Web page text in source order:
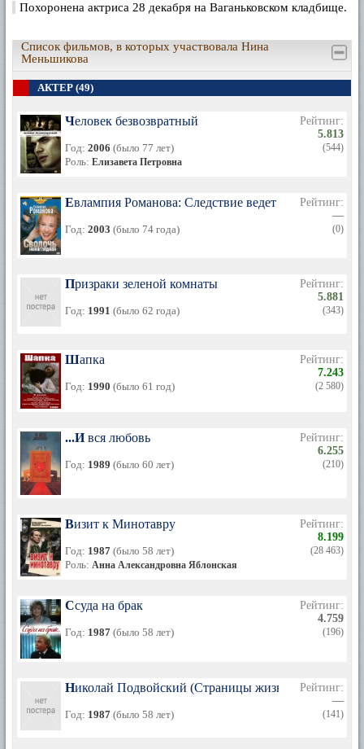
образована и любознательна, одарена чувством юмора и
самых разнообразных ролей, разного возраста и
характерности. Все роли, исполненные ею в течение курса,
всегда получали отличную оценку. Хорошо танцует, поет,
решая творческие задачи, проявляет волевые качества".
Все это отчетливо проявилось и в ее дипломных работах -
спектакля "Юность Петра", где Меньшикова оказалась
достойной партнершей Николая Рыбникова, блеснувшего
тогда своим многообещающим талантом в роли молодого
Петра Первого. В том же 1953 году Нина Меньшикова стала
актрисой Театра-студии киноактера.
Первые роли
Экранной работы для дипломной защиты у Меньшиковой
еще не было. Но когда товарищи по мастерской - студенты
режиссерского факультета В.Ордынский и Я.Сегель
своего дипломного короткометражного фильма "Переполох"
(по рассказу А.П.Чехова), они пригласили на главную роль
Нину Меньшикову.
роль гувернантки Машеньки давала исполнительнице
интересный драматургический материал. Трижды на
протяжении небольшого кинорассказа меняется
психологическое состояние героини, и всякий раз актрисе
приходилось искать и находить точные, впечатляющие
краски, чтобы в полной мере передать заурядность
Машенькиной натуры и тем самым сделать героиню более
живой, а ее трагедию - более типичной.
Эта первая же работа на экране показала, что молодая
- пластично двигаться, мимически точно выражать
состояние героини, хорошо носить костюм, - что она не
только чутка к замыслу постановщиков, но и
действительно способна к решению самостоятельных
творческих задач, к своеобразному прочтению ролей.
Была еще одна роль в самом начале творческого пути
Меньшиковой, во многом определившая ее дальнейшую
судьбу. Это роль Ксении Рогозиной - жены
профессионального революционера из фильма "Первые
радости" ("Мосфильм", 1956). Эта работа показала, что
трагедийного накала.
Кино
Дальнейший путь Нины Меньшиковой в кино складывался
Похоронена актриса 28 декабря на Ваганьковском кладбище.
Список фильмов, в которых участвовала Нина
Меньшикова
АКТЕР (49)
Человек безвозвратный
Год: 2006 (было 77 лет)
Роль: Елизавета Петровна
Рейтинг:
5.813
(544)
Евлампия Романова: Следствие ведет дилетант
Год: 2003 (было 74 года)
Рейтинг:
—
(0)
Призраки зеленой комнаты
Год: 1991 (было 62 года)
Рейтинг:
5.881
(343)
Шапка
Год: 1990 (было 61 год)
Рейтинг:
7.243
(2 580)
...И вся любовь
Год: 1989 (было 60 лет)
Рейтинг:
6.255
(210)
Визит к Минотавру
Год: 1987 (было 58 лет)
Роль: Анна Александровна Яблонская
Рейтинг:
8.199
(28 463)
Ссуда на брак
Год: 1987 (было 58 лет)
Рейтинг:
4.759
(196)
Николай Подвойский (Страницы жизни)
Год: 1987 (было 58 лет)
Рейтинг:
—
(141)